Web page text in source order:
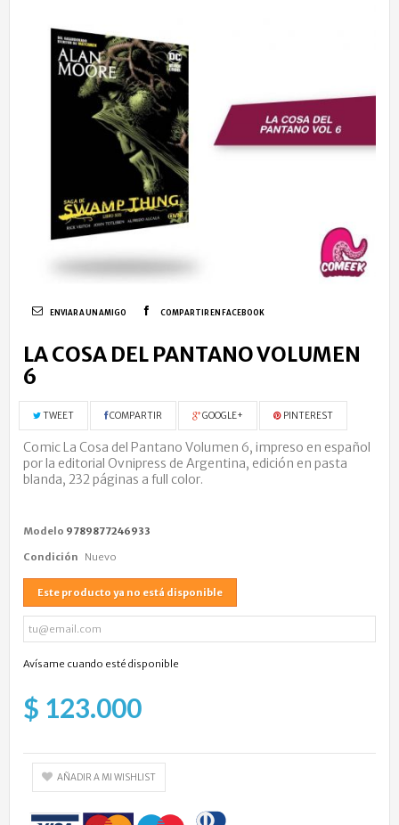
ENVIAR A UN AMIGO COMPARTIR EN FACEBOOK
LA COSA DEL PANTANO VOLUMEN
6
TWEET COMPARTIR GOOGLE+ PINTEREST
Comic La Cosa del Pantano Volumen 6, impreso en español
por la editorial Ovnipress de Argentina, edición en pasta
blanda, 232 páginas a full color.
Modelo 9789877246933
Condición Nuevo
Este producto ya no está disponible
Avísame cuando esté disponible
$ 123.000
AÑADIR A MI WISHLIST